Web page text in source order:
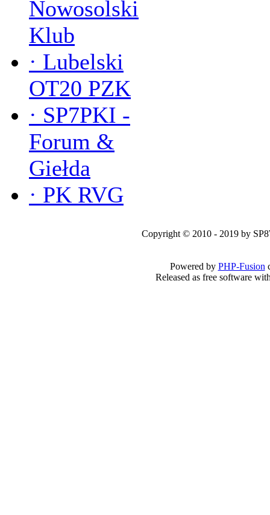
Nowosolski
Klub
· Lubelski
OT20 PZK
· SP7PKI -
Forum &
Giełda
· PK RVG
Copyright © 2010 - 2019 by
Powered by PHP-Fusion
Released as free software